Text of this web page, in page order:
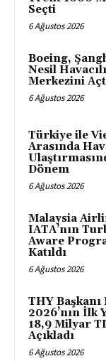
Seçti
6 Ağustos 2026
Boeing,
Nesil
Merkezini
6 Ağustos 2026
Türkiye ile
Arasında
Dönem
6 Ağustos 2026
Malaysia
IATA’nın
Aware
Katıldı
6 Ağustos 2026
THY
2026’nın İlk
18,9 Milyar
Açıkladı
6 Ağustos 2026